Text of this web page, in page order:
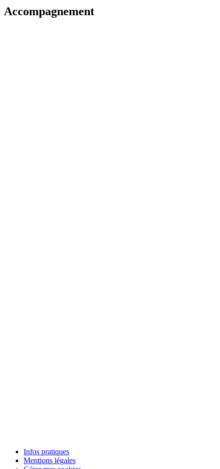
Accompagnement
Infos pratiques
Mentions légales